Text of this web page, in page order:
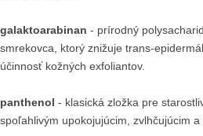
galaktoarabinan - prírodný
smrekovca, ktorý znižuje trans-
účinnosť kožných exfoliantov.
panthenol - klasická zložka pre
spoľahlivým upokojujúcim, zvlhčujúcim